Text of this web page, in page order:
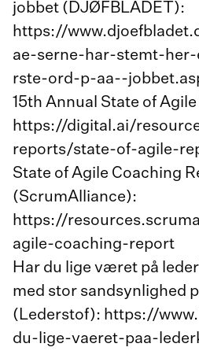
jobbet (DJØFBLADET):
https://
ae-serne-har-stemt-
rste-ord-p-aa--
15th Annual State of
https://digital.ai/
reports/state-of-agile-
State of Agile Coaching
(ScrumAlliance):
https://
agile-coaching-report
Har du lige været på
med stor sandsynlighed
(Lederstof): https://
du-lige-vaeret-paa-